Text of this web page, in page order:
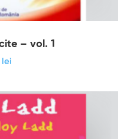
– vol. 1
lei